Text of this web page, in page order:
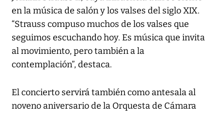
en la música de salón y los valses del siglo XIX.
“Strauss compuso muchos de los valses que
seguimos escuchando hoy. Es música que invita
al movimiento, pero también a la
contemplación”, destaca.
El concierto servirá también como antesala al
noveno aniversario de la Orquesta de Cámara